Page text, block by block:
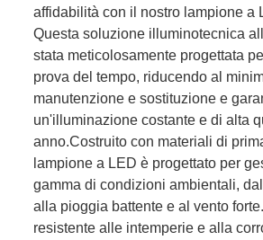
affidabilità con il nostro lampione a
Questa soluzione illuminotecnica
stata meticolosamente progettata
prova del tempo, riducendo al
manutenzione e sostituzione e
un'illuminazione costante e di alta
anno.Costruito con materiali di
lampione a LED è progettato per
gamma di condizioni ambientali,
alla pioggia battente e al vento
resistente alle intemperie e alla